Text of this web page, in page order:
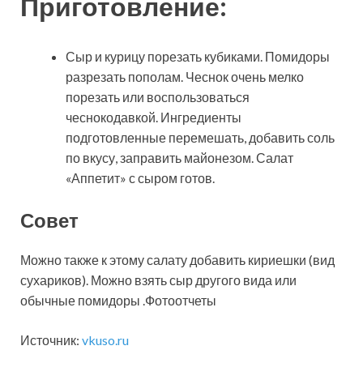
Сыр и курицу порезать кубиками. Помидоры
разрезать пополам. Чеснок очень мелко
порезать или воспользоваться
чеснокодавкой. Ингредиенты
подготовленные перемешать, добавить соль
по вкусу, заправить майонезом. Салат
«Аппетит» с сыром готов.
Совет
Можно также к этому салату добавить кириешки (вид
сухариков). Можно взять сыр другого вида или
обычные помидоры .Фотоотчеты
Источник: vkuso.ru